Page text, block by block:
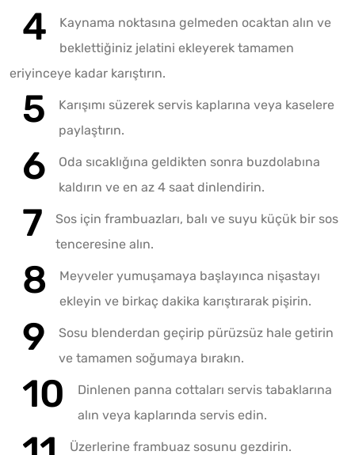
Kaynama noktasına gelmeden ocaktan alın ve
beklettiğiniz jelatini ekleyerek tamamen
eriyinceye kadar karıştırın.
Karışımı süzerek servis kaplarına veya kaselere
paylaştırın.
Oda sıcaklığına geldikten sonra buzdolabına
kaldırın ve en az 4 saat dinlendirin.
Sos için frambuazları, balı ve suyu küçük bir sos
tenceresine alın.
Meyveler yumuşamaya başlayınca nişastayı
ekleyin ve birkaç dakika karıştırarak pişirin.
Sosu blenderdan geçirip pürüzsüz hale getirin
ve tamamen soğumaya bırakın.
Dinlenen panna cottaları servis tabaklarına
alın veya kaplarında servis edin.
Üzerlerine frambuaz sosunu gezdirin.